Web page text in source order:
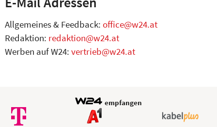
Allgemeines & Feedback: office@w24.at
Redaktion: redaktion@w24.at
Werben auf W24: vertrieb@w24.at
empfangen